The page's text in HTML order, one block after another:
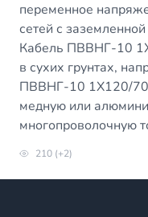
переменное
сетей с
Кабель ПВВНГ-10
в сухих грунтах,
ПВВНГ-10 1Х120/70
медную или
многопроволочную
210 (+2)